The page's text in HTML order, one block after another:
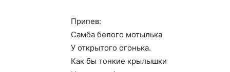
Припев:
Самба белого мотылька
У открытого огонька.
Как бы тонкие крылышки